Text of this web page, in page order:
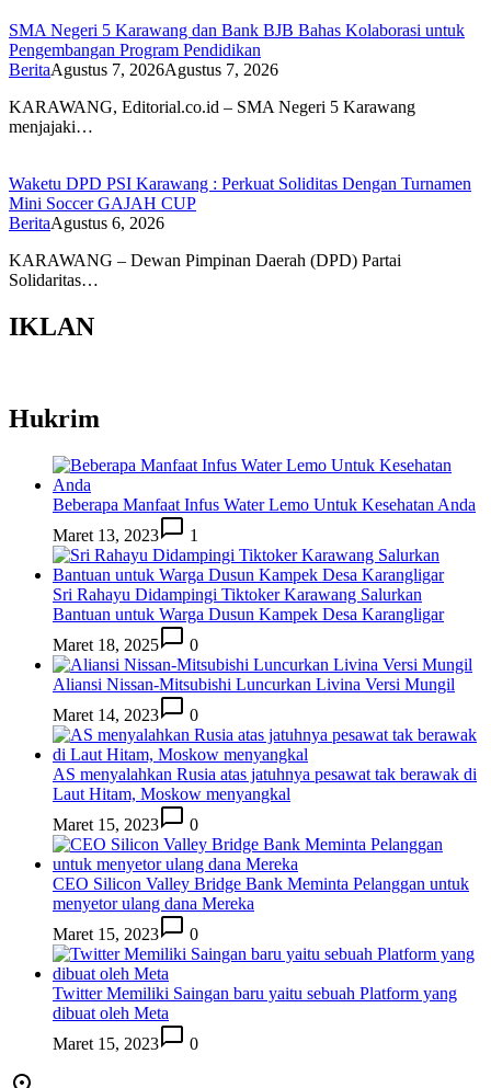
SMA Negeri 5 Karawang dan Bank BJB Bahas Kolaborasi untuk
Pengembangan Program Pendidikan
BeritaAgustus 7, 2026Agustus 7, 2026
KARAWANG, Editorial.co.id – SMA Negeri 5 Karawang
menjajaki…
Waketu DPD PSI Karawang : Perkuat Soliditas Dengan Turnamen
Mini Soccer GAJAH CUP
BeritaAgustus 6, 2026
KARAWANG – Dewan Pimpinan Daerah (DPD) Partai
Solidaritas…
IKLAN
Hukrim
Beberapa Manfaat Infus Water Lemo Untuk Kesehatan Anda
Maret 13, 2023
1
Sri Rahayu Didampingi Tiktoker Karawang Salurkan
Bantuan untuk Warga Dusun Kampek Desa Karangligar
Maret 18, 2025
0
Aliansi Nissan-Mitsubishi Luncurkan Livina Versi Mungil
Maret 14, 2023
0
AS menyalahkan Rusia atas jatuhnya pesawat tak berawak di
Laut Hitam, Moskow menyangkal
Maret 15, 2023
0
CEO Silicon Valley Bridge Bank Meminta Pelanggan untuk
menyetor ulang dana Mereka
Maret 15, 2023
0
Twitter Memiliki Saingan baru yaitu sebuah Platform yang
dibuat oleh Meta
Maret 15, 2023
0